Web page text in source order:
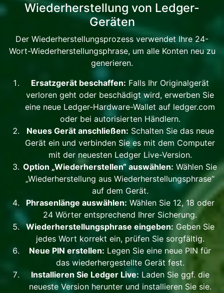
Wiederherstellung von Ledger-
Geräten
Der Wiederherstellungsprozess verwendet Ihre 24-
Wort-Wiederherstellungsphrase, um alle Konten neu zu
generieren.
Ersatzgerät beschaffen: Falls Ihr Originalgerät
verloren geht oder beschädigt wird, erwerben Sie
eine neue Ledger-Hardware-Wallet auf ledger.com
oder bei autorisierten Händlern.
Neues Gerät anschließen: Schalten Sie das neue
Gerät ein und verbinden Sie es mit dem Computer
mit der neuesten Ledger Live-Version.
Option „Wiederherstellen“ auswählen: Wählen Sie
„Wiederherstellung aus Wiederherstellungsphrase“
auf dem Gerät.
Phrasenlänge auswählen: Wählen Sie 12, 18 oder
24 Wörter entsprechend Ihrer Sicherung.
Wiederherstellungsphrase eingeben: Geben Sie
jedes Wort korrekt ein, prüfen Sie sorgfältig.
Neue PIN erstellen: Legen Sie eine neue PIN für
das wiederhergestellte Gerät fest.
Installieren Sie Ledger Live: Laden Sie ggf. die
neueste Version herunter und installieren Sie sie.